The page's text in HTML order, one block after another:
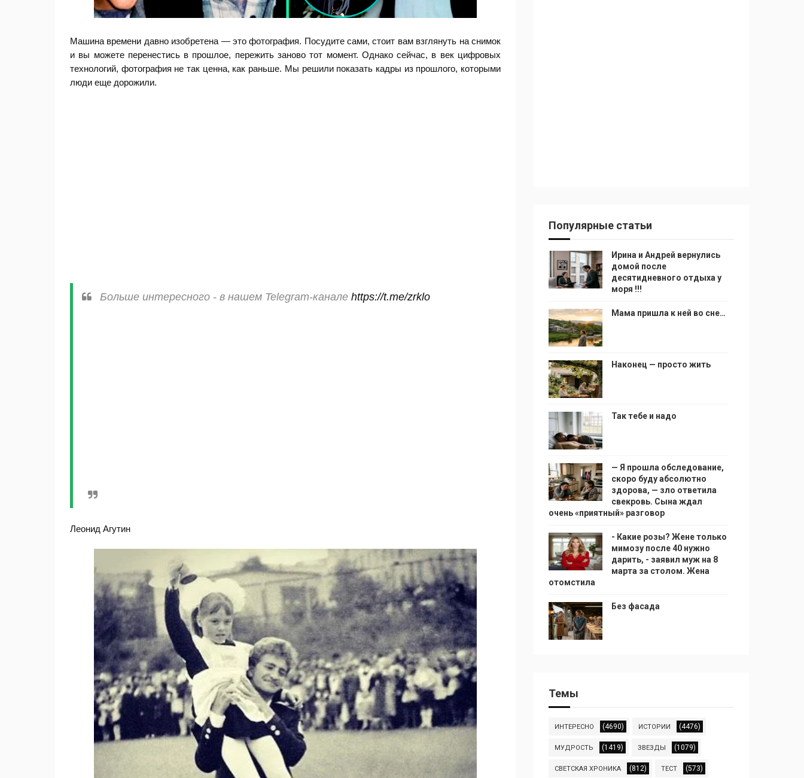
Машина времени давно изобретена — это фотография. Посудите сами, стоит вам взглянуть на снимок
и вы можете перенестись в прошлое, пережить заново тот момент. Однако сейчас, в век цифровых
технологий, фотография не так ценна, как раньше. Мы решили показать кадры из прошлого, которыми
люди еще дорожили.
Больше интересного - в нашем Telegram-канале https://t.me/zrklо
Леонид Агутин
Популярные статьи
Ирина и Андрей вернулись
домой после
десятидневного отдыха у
моря !!!
Мама пришла к ней во сне…
Наконец — просто жить
Так тебе и надо
— Я прошла обследование,
скоро буду абсолютно
здорова, — зло ответила
свекровь. Сына ждал
очень «приятный» разговор
- Какие розы? Жене только
мимозу после 40 нужно
дарить, - заявил муж на 8
марта за столом. Жена
отомстила
Без фасада
Темы
ИНТЕРЕСНО (4690) ИСТОРИИ (4476)
МУДРОСТЬ (1419) ЗВЕЗДЫ (1079)
СВЕТСКАЯ ХРОНИКА (812) ТЕСТ (573)